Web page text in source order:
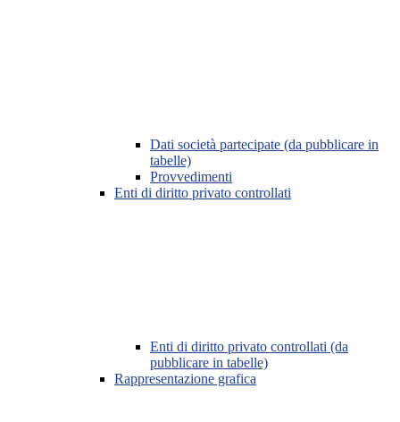
Dati società partecipate (da pubblicare in
tabelle)
Provvedimenti
Enti di diritto privato controllati
Enti di diritto privato controllati (da
pubblicare in tabelle)
Rappresentazione grafica